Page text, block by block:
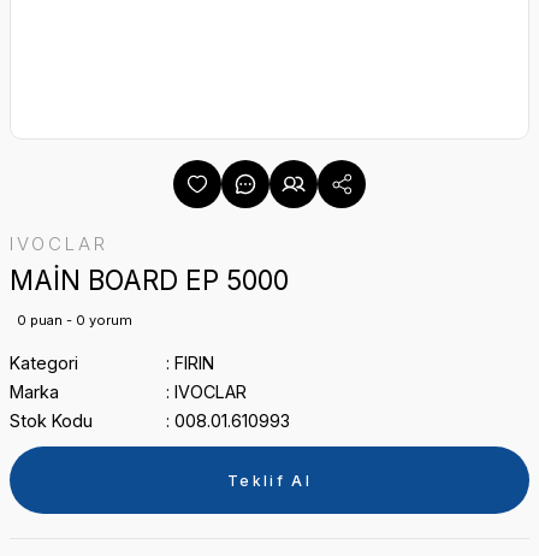
IVOCLAR
MAİN BOARD EP 5000
0 puan - 0 yorum
Kategori
FIRIN
Marka
IVOCLAR
Stok Kodu
008.01.610993
Teklif Al